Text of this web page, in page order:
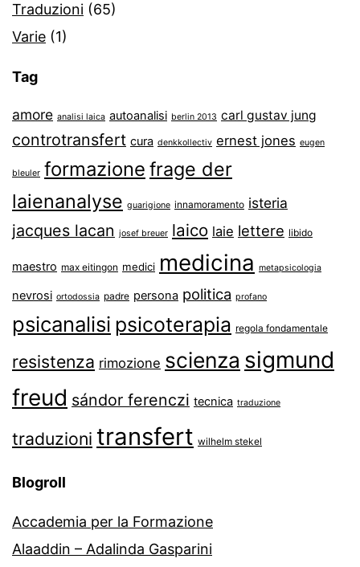
Traduzioni (65)
Varie (1)
Tag
amore analisi laica autoanalisi berlin 2013 carl gustav jung
controtransfert cura denkkollectiv ernest jones eugen
bleuler formazione frage der
laienanalyse guarigione innamoramento isteria
jacques lacan josef breuer laico laie lettere libido
maestro max eitingon medici medicina metapsicologia
nevrosi ortodossia padre persona politica profano
psicanalisi psicoterapia regola fondamentale
resistenza rimozione scienza sigmund
freud sándor ferenczi tecnica traduzione
traduzioni transfert wilhelm stekel
Blogroll
Accademia per la Formazione
Alaaddin – Adalinda Gasparini